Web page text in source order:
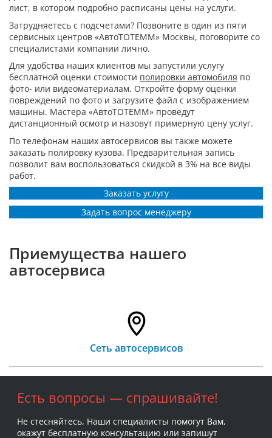
лист, в котором подробно расписаны цены на услуги.
Затрудняетесь с подсчетами? Позвоните в один из пяти
сервисных центров «АвтоТОТЕММ» Москвы, поговорите со
специалистами компании лично.
Для удобства наших клиентов мы запустили услугу
бесплатной оценки стоимости полировки автомобиля по
фото- или видеоматериалам. Откройте форму оценки
повреждений по фото и загрузите файл с изображением
машины. Мастера «АвтоТОТЕММ» проведут
дистанционный осмотр и назовут примерную цену услуг.
По телефонам наших автосервисов вы также можете
заказать полировку кузова. Предварительная запись
позволит вам воспользоваться скидкой в 3% на все виды
работ.
Заказать услугу
Задать вопрос менеджеру
Приемущества нашего
автосервиса
Сеть автосервисов
Есть вопросы — спрашивайте!
Не стесняйтесь, Наши специалисты помогут Вам,
окажут бесплатную консультацию или запишут